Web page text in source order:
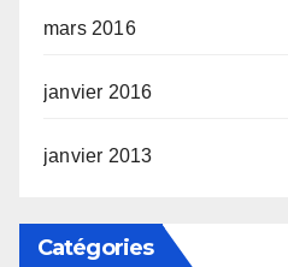
mars 2016
janvier 2016
janvier 2013
Catégories